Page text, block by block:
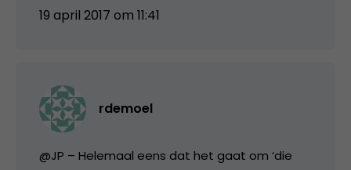
19 april 2017 om 11:41
rdemoel
@JP – Helemaal eens dat het gaat om ‘die